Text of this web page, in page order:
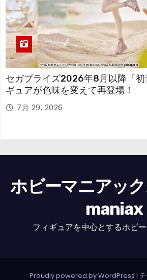
セガプライズ2026年8月以降「初
ギュアが色味を変えて再登場！
7月 29, 2026
ホビーマニアッ
maniax
フィギュアを中心とするホビ
Proudly powered by WordPress |